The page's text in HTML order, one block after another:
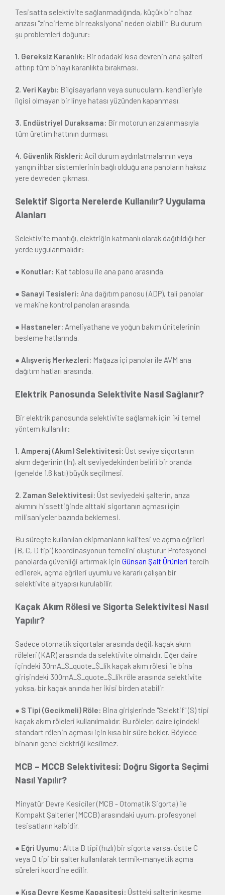
Tesisatta selektivite sağlanmadığında, küçük bir cihaz
arızası "zincirleme bir reaksiyona" neden olabilir. Bu durum
şu problemleri doğurur:
1. Gereksiz Karanlık: Bir odadaki kısa devrenin ana şalteri
attırıp tüm binayı karanlıkta bırakması.
2. Veri Kaybı: Bilgisayarların veya sunucuların, kendileriyle
ilgisi olmayan bir linye hatası yüzünden kapanması.
3. Endüstriyel Duraksama: Bir motorun arızalanmasıyla
tüm üretim hattının durması.
4. Güvenlik Riskleri: Acil durum aydınlatmalarının veya
yangın ihbar sistemlerinin bağlı olduğu ana panoların haksız
yere devreden çıkması.
Selektif Sigorta Nerelerde Kullanılır? Uygulama
Alanları
Selektivite mantığı, elektriğin katmanlı olarak dağıtıldığı her
yerde uygulanmalıdır:
● Konutlar: Kat tablosu ile ana pano arasında.
● Sanayi Tesisleri: Ana dağıtım panosu (ADP), tali panolar
ve makine kontrol panoları arasında.
● Hastaneler: Ameliyathane ve yoğun bakım ünitelerinin
besleme hatlarında.
● Alışveriş Merkezleri: Mağaza içi panolar ile AVM ana
dağıtım hatları arasında.
Elektrik Panosunda Selektivite Nasıl Sağlanır?
Bir elektrik panosunda selektivite sağlamak için iki temel
yöntem kullanılır:
1. Amperaj (Akım) Selektivitesi: Üst seviye sigortanın
akım değerinin (In), alt seviyedekinden belirli bir oranda
(genelde 1.6 katı) büyük seçilmesi.
2. Zaman Selektivitesi: Üst seviyedeki şalterin, arıza
akımını hissettiğinde alttaki sigortanın açması için
milisaniyeler bazında beklemesi.
Bu süreçte kullanılan ekipmanların kalitesi ve açma eğrileri
(B, C, D tipi) koordinasyonun temelini oluşturur. Profesyonel
panolarda güvenliği artırmak için Günsan Şalt Ürünleri tercih
edilerek, açma eğrileri uyumlu ve kararlı çalışan bir
selektivite altyapısı kurulabilir.
Kaçak Akım Rölesi ve Sigorta Selektivitesi Nasıl
Yapılır?
Sadece otomatik sigortalar arasında değil, kaçak akım
röleleri (KAR) arasında da selektivite olmalıdır. Eğer daire
içindeki 30mA_$_quote_$_lik kaçak akım rölesi ile bina
girişindeki 300mA_$_quote_$_lik röle arasında selektivite
yoksa, bir kaçak anında her ikisi birden atabilir.
● S Tipi (Gecikmeli) Röle: Bina girişlerinde "Selektif" (S) tipi
kaçak akım röleleri kullanılmalıdır. Bu röleler, daire içindeki
standart rölenin açması için kısa bir süre bekler. Böylece
binanın genel elektriği kesilmez.
MCB – MCCB Selektivitesi: Doğru Sigorta Seçimi
Nasıl Yapılır?
Minyatür Devre Kesiciler (MCB - Otomatik Sigorta) ile
Kompakt Şalterler (MCCB) arasındaki uyum, profesyonel
tesisatların kalbidir.
● Eğri Uyumu: Altta B tipi (hızlı) bir sigorta varsa, üstte C
veya D tipi bir şalter kullanılarak termik-manyetik açma
süreleri koordine edilir.
● Kısa Devre Kesme Kapasitesi: Üstteki şalterin kesme